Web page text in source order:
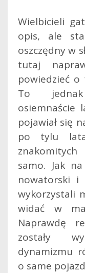
Wielbicieli
opis, ale
oszczędny w
tutaj
powiedzieć o
To
pojawiał się
po tylu
samo. Jak
nowatorski i
wykorzystali
widać w
Naprawdę
zostały
dynamizmu
o same